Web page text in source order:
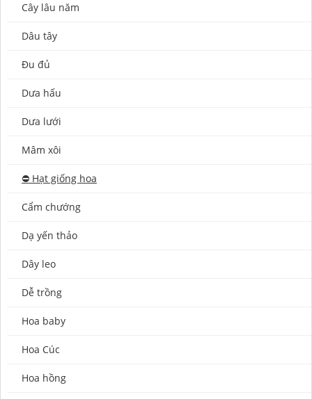
Cây lâu năm
Dâu tây
Đu đủ
Dưa hấu
Dưa lưới
Mâm xôi
⛔️ Hạt giống hoa
Cẩm chướng
Dạ yến thảo
Dây leo
Dễ trồng
Hoa baby
Hoa Cúc
Hoa hồng